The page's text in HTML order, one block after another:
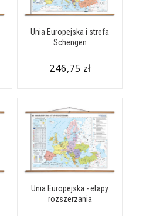
Unia Europejska i strefa
Schengen
246,75 zł
Unia Europejska - etapy
rozszerzania